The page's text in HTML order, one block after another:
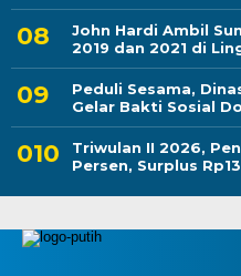
John Hardi Ambil
2019 dan 2021 di
Peduli Sesama,
Gelar Bakti Sosial
Triwulan II 2026,
Persen, Surplus